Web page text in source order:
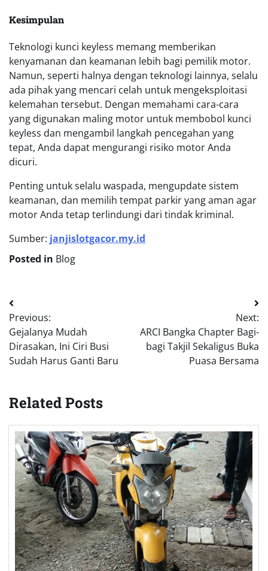
Kesimpulan
Teknologi kunci keyless memang memberikan
kenyamanan dan keamanan lebih bagi pemilik motor.
Namun, seperti halnya dengan teknologi lainnya, selalu
ada pihak yang mencari celah untuk mengeksploitasi
kelemahan tersebut. Dengan memahami cara-cara
yang digunakan maling motor untuk membobol kunci
keyless dan mengambil langkah pencegahan yang
tepat, Anda dapat mengurangi risiko motor Anda
dicuri.
Penting untuk selalu waspada, mengupdate sistem
keamanan, dan memilih tempat parkir yang aman agar
motor Anda tetap terlindungi dari tindak kriminal.
Sumber: janjislotgacor.my.id
Posted in Blog
Post
navigation
Previous:
Gejalanya Mudah
Dirasakan, Ini Ciri Busi
Sudah Harus Ganti Baru
Next:
ARCI Bangka Chapter Bagi-
bagi Takjil Sekaligus Buka
Puasa Bersama
Related Posts